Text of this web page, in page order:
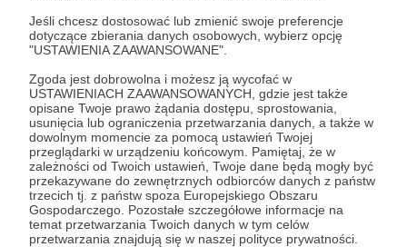
Jeśli chcesz dostosować lub zmienić swoje preferencje
dotyczące zbierania danych osobowych, wybierz opcję
"USTAWIENIA ZAAWANSOWANE".
Zgoda jest dobrowolna i możesz ją wycofać w
USTAWIENIACH ZAAWANSOWANYCH, gdzie jest także
opisane Twoje prawo żądania dostępu, sprostowania,
usunięcia lub ograniczenia przetwarzania danych, a także w
dowolnym momencie za pomocą ustawień Twojej
przeglądarki w urządzeniu końcowym. Pamiętaj, że w
zależności od Twoich ustawień, Twoje dane będą mogły być
przekazywane do zewnętrznych odbiorców danych z państw
trzecich tj. z państw spoza Europejskiego Obszaru
Gospodarczego. Pozostałe szczegółowe informacje na
temat przetwarzania Twoich danych w tym celów
przetwarzania znajdują się w naszej polityce prywatności.
Dołącz do grona Patronów!
Wesprzyj działalność AutoraFUNDACJA DOBRO SIĘ
NIESIEjuż teraz!